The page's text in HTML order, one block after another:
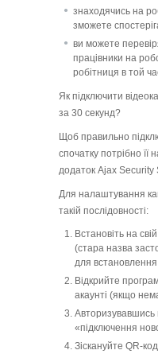
знаходячись на
зможете
ви можете
працівники на
робітниця в той
Як підключити
за 30 секунд?
Щоб правильно
спочатку потрібно
додаток Ajax Security
Для налаштування
такій послідовності:
Встановіть на
(стара назва
для
Відкрийте
акаунті (якщо
Авторизувавшись
«підключення
Зіскануйте QR-